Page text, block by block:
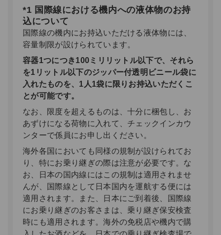
*1 国際線における機内への液体物のお持
込について
国際線の機内にお持込いただける液体物には、
容量制限が設けられています。
容器1つにつき100ミリリットル以下で、それら
を1リットル以下のジッパー付透明ビニール袋に
入れたものを、1人1袋に限りお持込いただくこ
とが可能です。
なお、限度を超えるものは、十分に梱包し、お
あずけになる荷物に入れて、チェックインカウ
ンターで係員にお申し出ください。
海外各国においても同様の規制が設けられてお
り、特にお乗り継ぎの際は注意が必要です。な
お、日本の国内線にはこの規制は適用されませ
んが、国際線として日本国内を運航する便には
適用されます。また、日本にご到着後、国際線
にお乗り継ぎのお客さまは、乗り継ぎ保安検査
時にも適用されます。海外の免税店や機内で購